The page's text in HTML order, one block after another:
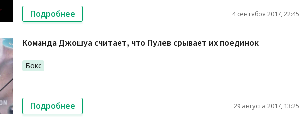
Подробнее 4 сентября 2017, 22:45
Команда Джошуа считает, что Пулев срывает их поединок
Бокс
Подробнее 29 августа 2017, 13:25